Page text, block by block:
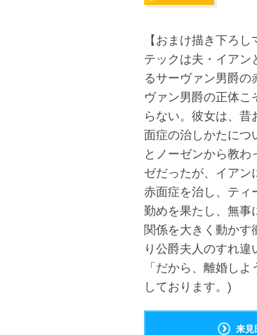
【おまけ描き下ろ
テックは夫・イアン
るサーヴァン男爵の
ヴァン男爵の正体こ
らない。彼女は、
面症の治しかたにつ
とノーゼンから教
ゼだったが、イア
赤面症を治し、テ
勤めを果たし、無
関係を大きく動か
り公爵夫人のすれ
「だから、離婚し
しております。)
来見